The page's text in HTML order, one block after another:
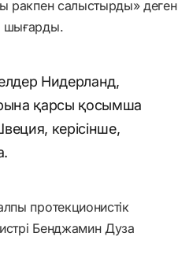
ракпен салыстырды» деген
шығарды.
Нидерланд,
қарсы қосымша
керісінше,
протекционистік
Бенджамин Дуза